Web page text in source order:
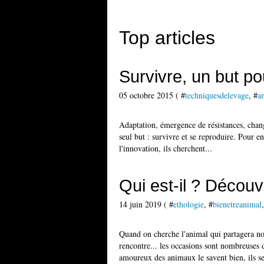
Top articles
Survivre, un but
05 octobre 2015 ( #techniquesdelevage, #
Adaptation, émergence de résistances,
seul but : survivre et se reproduire. Pour
l'innovation, ils cherchent...
Qui est-il ?
14 juin 2019 ( #ethologie, #bienetreanimal
Quand on cherche l'animal qui partagera
rencontre... les occasions sont
amoureux des animaux le savent bien, ils